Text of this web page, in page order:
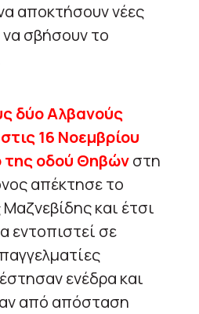
αποκτήσουν νέες
να σβήσουν το
δύο Αλβανούς
16 Νοεμβρίου
της οδού Θηβώνστη
απέκτησε το
και έτσι
εντοπιστεί σε
ενέδρα και
από απόσταση